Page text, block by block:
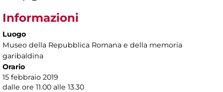
Informazioni
Luogo
Museo della Repubblica Romana e della memoria
garibaldina
Orario
15 febbraio 2019
dalle ore 11.00 alle 13.30